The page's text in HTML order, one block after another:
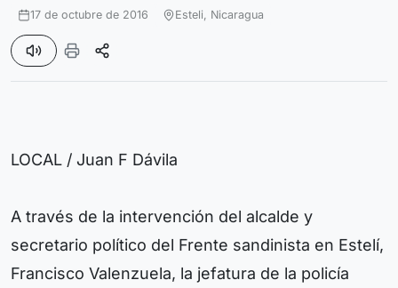
17 de octubre de 2016 Esteli, Nicaragua
LOCAL / Juan F Dávila
A través de la intervención del alcalde y
secretario político del Frente sandinista en Estelí,
Francisco Valenzuela, la jefatura de la policía